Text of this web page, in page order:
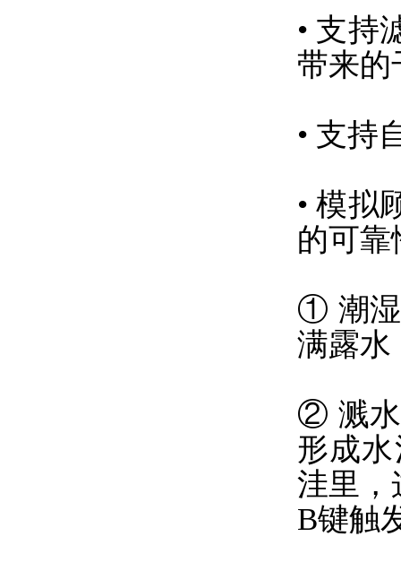
• 支持
带来的
• 支持
• 模拟
的可靠
① 潮湿
满露水
② 溅水
形成
洼里，
B键触